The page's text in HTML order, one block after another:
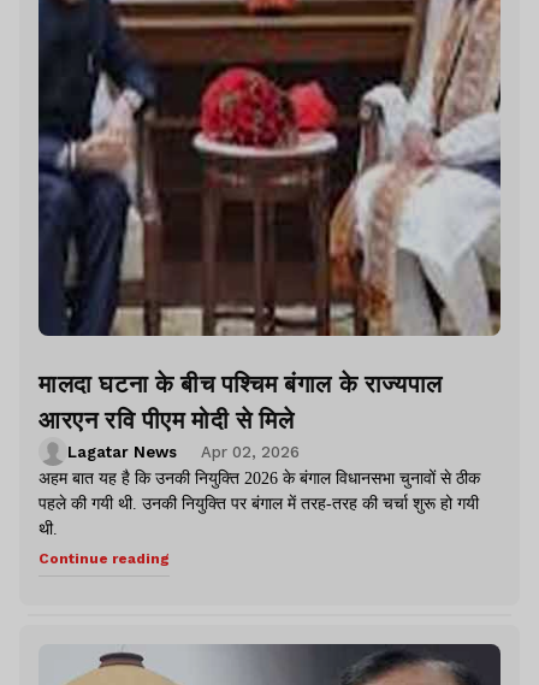
मालदा घटना के बीच पश्चिम बंगाल के राज्यपाल
आरएन रवि पीएम मोदी से मिले
Lagatar News
Apr 02, 2026
अहम बात यह है कि उनकी नियुक्ति 2026 के बंगाल विधानसभा चुनावों से ठीक
पहले की गयी थी. उनकी नियुक्ति पर बंगाल में तरह-तरह की चर्चा शुरू हो गयी
थी.
Continue reading